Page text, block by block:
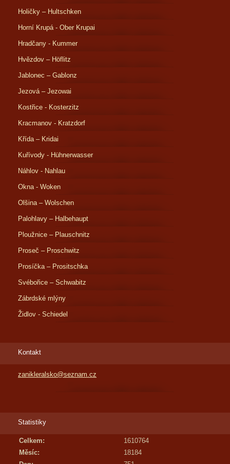
Holičky – Hultschken
Horní Krupá - Ober Krupai
Hradčany - Kummer
Hvězdov – Höflitz
Jablonec – Gablonz
Jezová – Jezowai
Kostřice - Kosterzitz
Kracmanov - Kratzdorf
Křída – Kridai
Kuřívody - Hühnerwasser
Náhlov - Nahlau
Okna - Woken
Olšina – Wolschen
Palohlavy – Halbehaupt
Ploužnice – Plauschnitz
Proseč – Proschwitz
Prosíčka – Prositschka
Svébořice – Schwabitz
Zábrdské mlýny
Židlov - Schiedel
Kontakt
zanikleralsko@seznam.cz
Statistiky
Celkem:
1610764
Měsíc:
18184